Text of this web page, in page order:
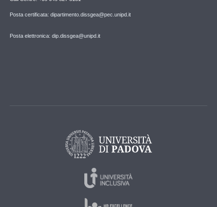
Posta certificata: dipartimento.dissgea@pec.unipd.it
Posta elettronica: dip.dissgea@unipd.it